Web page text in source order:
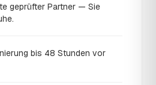
geprüfter Partner — Sie
bis 48 Stunden vor